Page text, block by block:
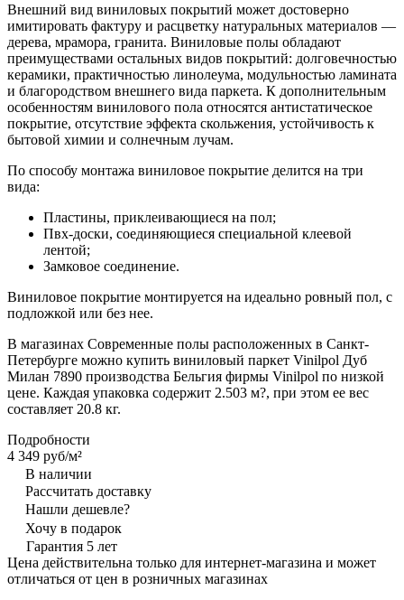
Внешний вид виниловых покрытий может достоверно
имитировать фактуру и расцветку натуральных материалов —
дерева, мрамора, гранита. Виниловые полы обладают
преимуществами остальных видов покрытий: долговечностью
керамики, практичностью линолеума, модульностью ламината
и благородством внешнего вида паркета. К дополнительным
особенностям винилового пола относятся антистатическое
покрытие, отсутствие эффекта скольжения, устойчивость к
бытовой химии и солнечным лучам.
По способу монтажа виниловое покрытие делится на три
вида:
Пластины, приклеивающиеся на пол;
Пвх-доски, соединяющиеся специальной клеевой
лентой;
Замковое соединение.
Виниловое покрытие монтируется на идеально ровный пол, с
подложкой или без нее.
В магазинах Современные полы расположенных в Санкт-
Петербурге можно купить виниловый паркет Vinilpol Дуб
Милан 7890 производства Бельгия фирмы Vinilpol по низкой
цене. Каждая упаковка содержит 2.503 м?, при этом ее вес
составляет 20.8 кг.
Подробности
4 349 руб/м²
В наличии
Рассчитать доставку
Нашли дешевле?
Хочу в подарок
Гарантия 5 лет
Цена действительна только для интернет-магазина и может
отличаться от цен в розничных магазинах